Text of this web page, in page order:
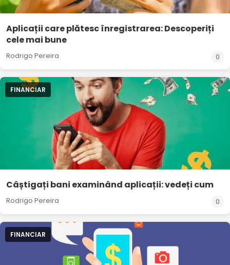
Aplicații care plătesc înregistrarea: Descoperiți
cele mai bune
Rodrigo Pereira 0
FINANCIAR
Câștigați bani examinând aplicații: vedeți cum
Rodrigo Pereira 0
FINANCIAR